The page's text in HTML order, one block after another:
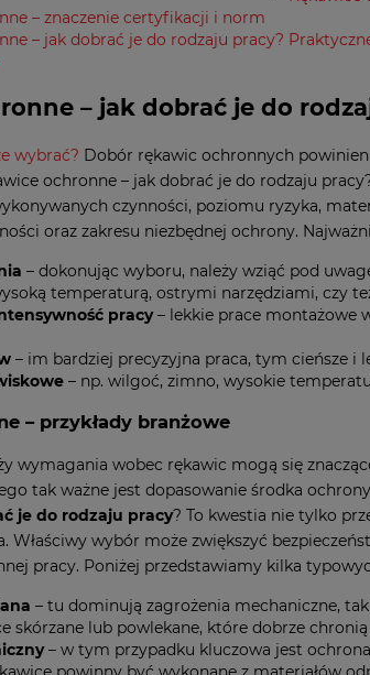
– znaczenie certyfikacji i norm
– jak dobrać je do rodzaju pracy?
– jak dobrać je do
wybrać? Dobór rękawic ochronnych
ochronne – jak dobrać je do rodzaju
czynności, poziomu ryzyka,
oraz zakresu niezbędnej ochrony.
– dokonując wyboru, należy wziąć pod
temperaturą, ostrymi narzędziami, czy
pracy– lekkie prace montażowe
– im bardziej precyzyjna praca, tym cieńsze i
– np. wilgoć, zimno, wysokie
– przykłady branżowe
wymagania wobec rękawic mogą się
tak ważne jest dopasowanie środka
je do rodzaju pracy? To kwestia nie tylko
Właściwy wybór może zwiększyć
pracy. Poniżej przedstawiamy kilka
– tu dominują zagrożenia mechaniczne,
skórzane lub powlekane, które dobrze
– w tym przypadku kluczowa jest